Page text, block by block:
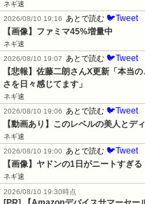
ネギ速
2026/08/10 19:16
あとで読む 🐦Tweet
【画像】ファミマ45%増量中
ネギ速
2026/08/10 19:07
あとで読む 🐦Tweet
【悲報】佐藤二朗さんX更新「本当
さを日々感じてます」
ネギ速
2026/08/10 19:06
あとで読む 🐦Tweet
【動画あり】このレベルの美人とデ
ネギ速
2026/08/10 19:00
あとで読む 🐦Tweet
【画像】ヤドンの1日がニートすぎる
ネギ速
2026/08/10 19:30時点